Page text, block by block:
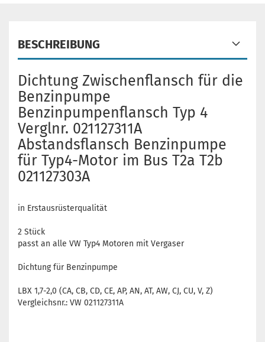
BESCHREIBUNG
Dichtung Zwischenflansch für die
Benzinpumpe
Benzinpumpenflansch Typ 4
Verglnr. 021127311A
Abstandsflansch Benzinpumpe
für Typ4-​Motor im Bus T2a T2b
021127303A
in Erstausrüsterqualität
2 Stück
passt an alle VW Typ4 Motoren mit Vergaser
Dichtung für Benzinpumpe
LBX 1,7-2,0 (CA, CB, CD, CE, AP, AN, AT, AW, CJ, CU, V, Z)
Vergleichsnr.: VW 021127311A